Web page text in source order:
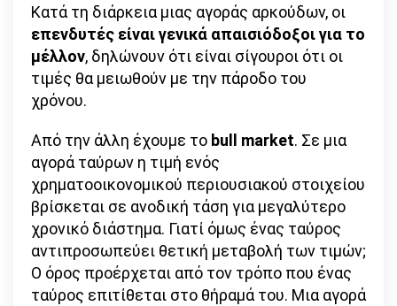
Κατά τη διάρκεια μιας αγοράς αρκούδων, οι
επενδυτές είναι γενικά απαισιόδοξοι για το
μέλλον, δηλώνουν ότι είναι σίγουροι ότι οι
τιμές θα μειωθούν με την πάροδο του
χρόνου.
Από την άλλη έχουμε το bull market. Σε μια
αγορά ταύρων η τιμή ενός
χρηματοοικονομικού περιουσιακού στοιχείου
βρίσκεται σε ανοδική τάση για μεγαλύτερο
χρονικό διάστημα. Γιατί όμως ένας ταύρος
αντιπροσωπεύει θετική μεταβολή των τιμών;
Ο όρος προέρχεται από τον τρόπο που ένας
ταύρος επιτίθεται στο θήραμά του. Μια αγορά